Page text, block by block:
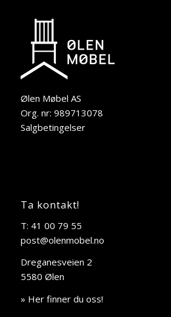
Ølen Møbel AS
Org. nr: 989713078
Salgbetingelser
Ta kontakt!
T: 41 00 79 55
post@olenmobel.no
Dreganesveien 2
5580 Ølen
» Her finner du oss!